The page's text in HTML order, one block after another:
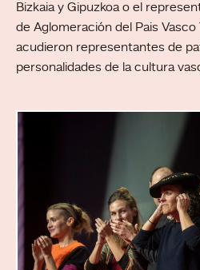
Bizkaia y Gipuzkoa o el
de Aglomeración del Pais
acudieron representantes de
personalidades de la cultura